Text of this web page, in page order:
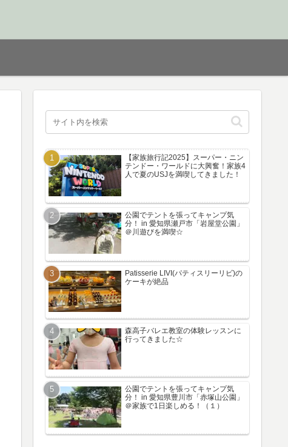
【家族旅行記2025】スーパー・ニン
テンドー・ワールドに大興奮！家族4
人で夏のUSJを満喫してきました！
公園でテントを張ってキャンプ気
分！ in 愛知県瀬戸市「岩屋堂公園」
＠川遊びを満喫☆
Patisserie LIVI(パティスリーリビ)の
ケーキが絶品
森高子バレエ教室の体験レッスンに
行ってきました☆
公園でテントを張ってキャンプ気
分！ in 愛知県豊川市「赤塚山公園」
＠家族で1日楽しめる！（１）